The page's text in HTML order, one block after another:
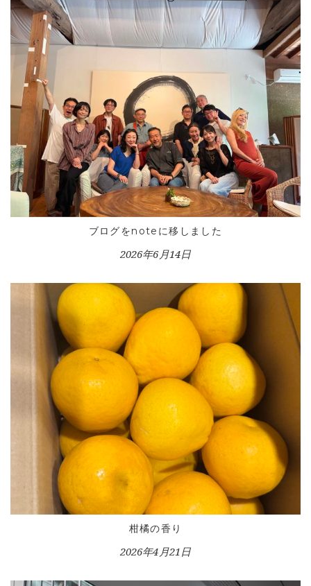
ブログをnoteに移しました
2026年6月14日
柑橘の香り
2026年4月21日